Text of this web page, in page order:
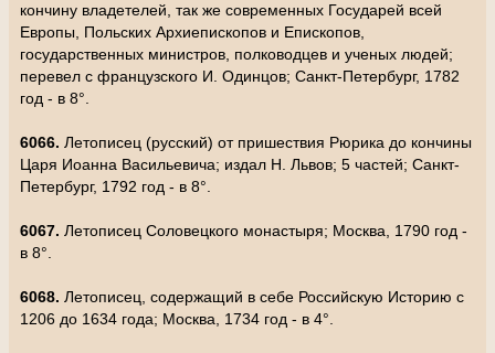
кончину владетелей, так же современных Государей всей
Европы, Польских Архиепископов и Епископов,
государственных министров, полководцев и ученых людей;
перевел с французского И. Одинцов; Санкт-Петербург, 1782
год - в 8°.
6066. Летописец (русский) от пришествия Рюрика до кончины
Царя Иоанна Васильевича; издал Н. Львов; 5 частей; Санкт-
Петербург, 1792 год - в 8°.
6067. Летописец Соловецкого монастыря; Москва, 1790 год -
в 8°.
6068. Летописец, содержащий в себе Российскую Историю с
1206 до 1634 года; Москва, 1734 год - в 4°.